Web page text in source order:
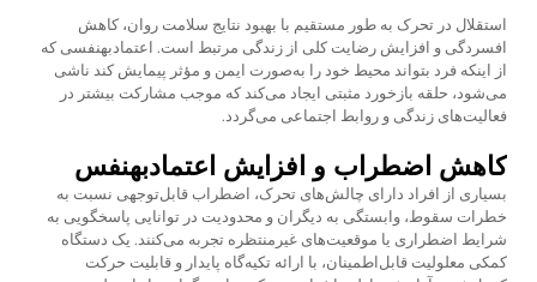
استقلال در تحرک به طور مستقیم با بهبود نتایج سلامت روان، کاهش
افسردگی و افزایش رضایت کلی از زندگی مرتبط است. اعتمادبهنفسی که
از اینکه فرد بتواند محیط خود را به‌صورت ایمن و مؤثر پیمایش کند ناشی
می‌شود، حلقه بازخورد مثبتی ایجاد می‌کند که موجب مشارکت بیشتر در
فعالیت‌های زندگی و روابط اجتماعی می‌گردد.
کاهش اضطراب و افزایش اعتمادبهنفس
بسیاری از افراد دارای چالش‌های تحرک، اضطراب قابل‌توجهی نسبت به
خطرات سقوط، وابستگی به دیگران و محدودیت در توانایی پاسخگویی به
شرایط اضطراری یا موقعیت‌های غیرمنتظره تجربه می‌کنند. یک دستگاه
کمکی معلولیت قابل‌اطمینان، با ارائه تکیه‌گاه پایدار و قابلیت حرکت